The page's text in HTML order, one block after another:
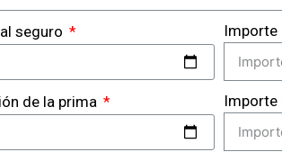
seguro Importe
de la prima Importe